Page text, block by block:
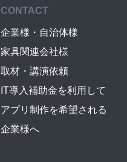
CONTACT
企業様・自治体様
家具関連会社様
取材・講演依頼
IT導入補助金を利用して
アプリ制作を希望される
企業様へ